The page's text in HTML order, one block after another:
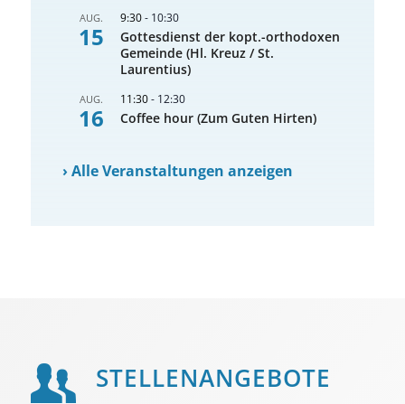
AUG.
15
9:30- 10:30
Gottesdienst der kopt.-orthodoxen
Gemeinde (Hl. Kreuz / St.
Laurentius)
AUG.
16
11:30- 12:30
Coffee hour (Zum Guten Hirten)
›Alle Veranstaltungen anzeigen
STELLEN­ANGEBOTE